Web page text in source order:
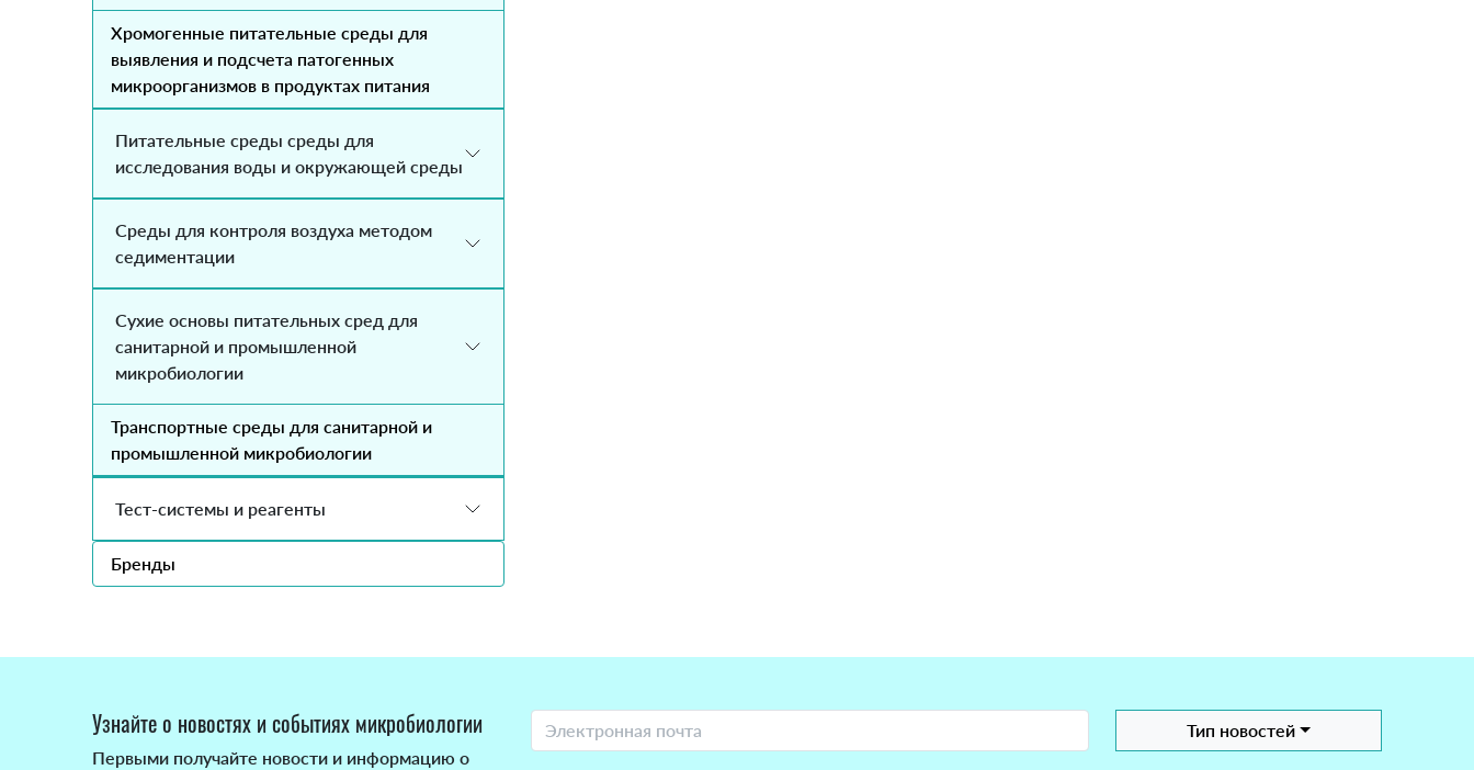
Хромогенные питательные среды для
выявления и подсчета патогенных
микроорганизмов в продуктах питания
Питательные среды среды для
исследования воды и окружающей среды
Среды для контроля воздуха методом
седиментации
Сухие основы питательных сред для
санитарной и промышленной
микробиологии
Транспортные среды для санитарной и
промышленной микробиологии
Тест-системы и реагенты
Бренды
Узнайте о новостях и событиях микробиологии
Первыми получайте новости и информацию о
Тип новостей